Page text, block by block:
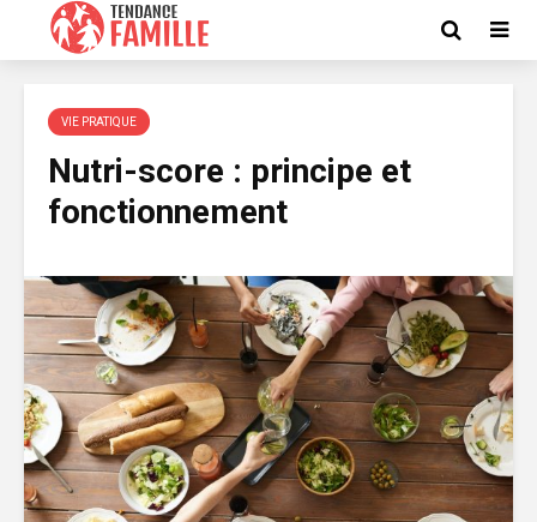
VIE PRATIQUE
Nutri-score : principe et
fonctionnement